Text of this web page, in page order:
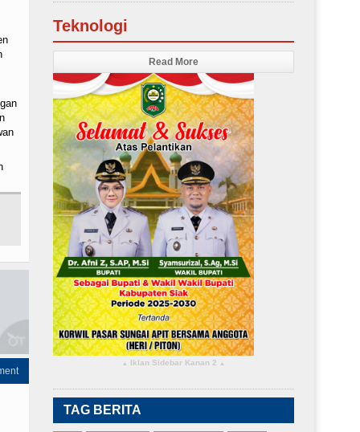
Teknologi
Read More
▴ Iklan Sidebar Kanan 2 ▴
TAG BERITA